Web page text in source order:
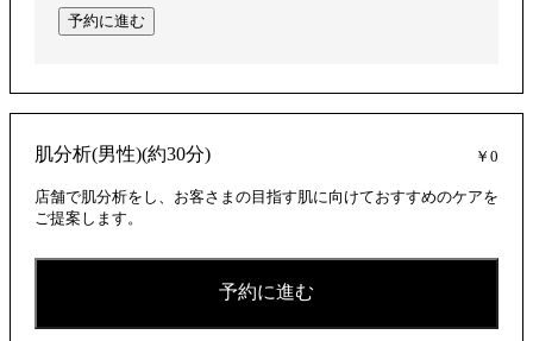
予約に進む
肌分析(男性)(約30分) ￥0
店舗で肌分析をし、お客さまの目指す肌に向けておすすめのケアを
ご提案します。
予約に進む